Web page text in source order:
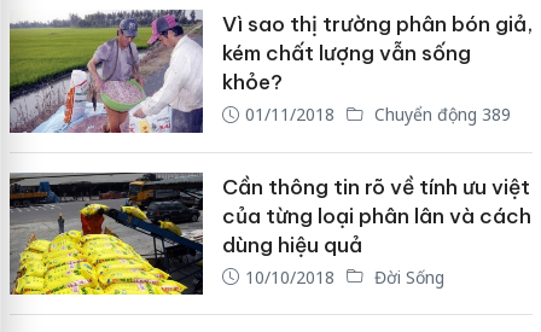
Vì sao thị trường phân bón giả,
kém chất lượng vẫn sống
khỏe?
01/11/2018 Chuyển động 389
Cần thông tin rõ về tính ưu việt
của từng loại phân lân và cách
dùng hiệu quả
10/10/2018 Đời Sống